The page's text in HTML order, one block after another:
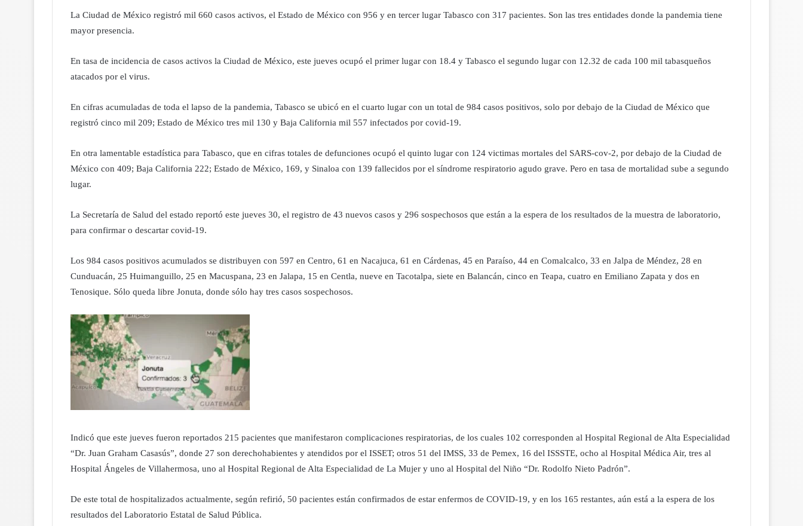
La Ciudad de México registró mil 660 casos activos, el Estado de México con 956 y en tercer lugar Tabasco con 317 pacientes. Son las tres entidades donde la pandemia tiene
mayor presencia.
En tasa de incidencia de casos activos la Ciudad de México, este jueves ocupó el primer lugar con 18.4 y Tabasco el segundo lugar con 12.32 de cada 100 mil tabasqueños
atacados por el virus.
En cifras acumuladas de toda el lapso de la pandemia, Tabasco se ubicó en el cuarto lugar con un total de 984 casos positivos, solo por debajo de la Ciudad de México que
registró cinco mil 209; Estado de México tres mil 130 y Baja California mil 557 infectados por covid-19.
En otra lamentable estadística para Tabasco, que en cifras totales de defunciones ocupó el quinto lugar con 124 victimas mortales del SARS-cov-2, por debajo de la Ciudad de
México con 409; Baja California 222; Estado de México, 169, y Sinaloa con 139 fallecidos por el síndrome respiratorio agudo grave. Pero en tasa de mortalidad sube a segundo
lugar.
La Secretaría de Salud del estado reportó este jueves 30, el registro de 43 nuevos casos y 296 sospechosos que están a la espera de los resultados de la muestra de laboratorio,
para confirmar o descartar covid-19.
Los 984 casos positivos acumulados se distribuyen con 597 en Centro, 61 en Nacajuca, 61 en Cárdenas, 45 en Paraíso, 44 en Comalcalco, 33 en Jalpa de Méndez, 28 en
Cunduacán, 25 Huimanguillo, 25 en Macuspana, 23 en Jalapa, 15 en Centla, nueve en Tacotalpa, siete en Balancán, cinco en Teapa, cuatro en Emiliano Zapata y dos en
Tenosique. Sólo queda libre Jonuta, donde sólo hay tres casos sospechosos.
Indicó que este jueves fueron reportados 215 pacientes que manifestaron complicaciones respiratorias, de los cuales 102 corresponden al Hospital Regional de Alta Especialidad
“Dr. Juan Graham Casasús”, donde 27 son derechohabientes y atendidos por el ISSET; otros 51 del IMSS, 33 de Pemex, 16 del ISSSTE, ocho al Hospital Médica Air, tres al
Hospital Ángeles de Villahermosa, uno al Hospital Regional de Alta Especialidad de La Mujer y uno al Hospital del Niño “Dr. Rodolfo Nieto Padrón”.
De este total de hospitalizados actualmente, según refirió, 50 pacientes están confirmados de estar enfermos de COVID-19, y en los 165 restantes, aún está a la espera de los
resultados del Laboratorio Estatal de Salud Pública.